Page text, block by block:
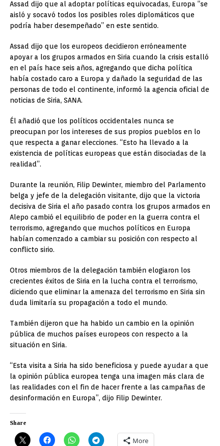
Assad dijo que al adoptar políticas equivocadas, Europa “se
aisló y socavó todos los posibles roles diplomáticos que
podría haber desempeñado” en este sentido.
Assad dijo que los europeos decidieron erróneamente
apoyar a los grupos armados en Siria cuando la crisis estalló
en el país hace seis años, agregando que dicha política
había costado caro a Europa y dañado la seguridad de las
personas de todo el continente, informó la agencia oficial de
noticias de Siria, SANA.
Él añadió que los políticos occidentales nunca se
preocupan por los intereses de sus propios pueblos en lo
que respecta a ganar elecciones. “Esto ha llevado a la
existencia de políticas europeas que están disociadas de la
realidad”.
Durante la reunión, Filip Dewinter, miembro del Parlamento
belga y jefe de la delegación visitante, dijo que la victoria
decisiva de Siria el año pasado contra los grupos armados en
Alepo cambió el equilibrio de poder en la guerra contra el
terrorismo, agregando que muchos políticos en Europa
habían comenzado a cambiar su posición con respecto al
conflicto sirio.
Otros miembros de la delegación también elogiaron los
crecientes éxitos de Siria en la lucha contra el terrorismo,
diciendo que eliminar la amenaza del terrorismo en Siria sin
duda limitaría su propagación a todo el mundo.
También dijeron que ha habido un cambio en la opinión
pública de muchos países europeos con respecto a la
situación en Siria.
“Esta visita a Siria ha sido beneficiosa y puede ayudar a que
la opinión pública europea tenga una imagen más clara de
las realidades con el fin de hacer frente a las campañas de
desinformación en Europa”, dijo Filip Dewinter.
Share
More